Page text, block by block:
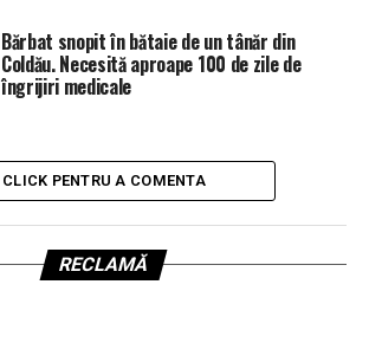
Bărbat snopit în bătaie de un tânăr din
Coldău. Necesită aproape 100 de zile de
îngrijiri medicale
CLICK PENTRU A COMENTA
RECLAMĂ